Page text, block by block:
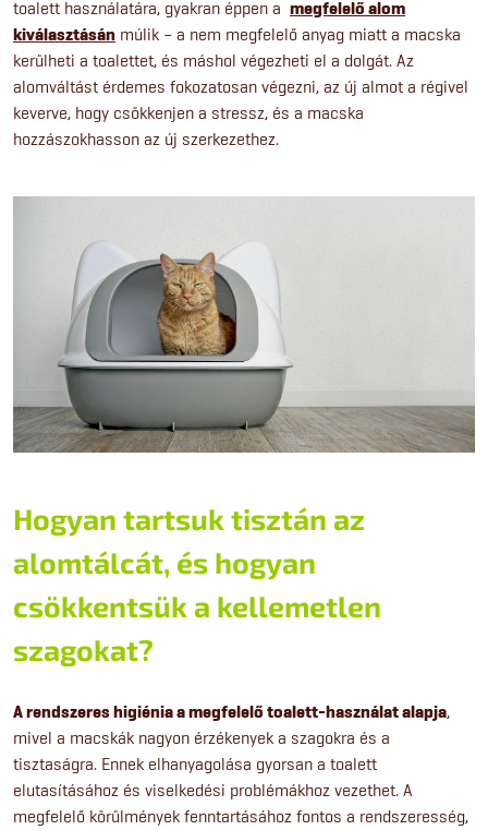
toalett használatára, gyakran éppen a megfelelő alom
kiválasztásán múlik – a nem megfelelő anyag miatt a macska
kerülheti a toalettet, és máshol végezheti el a dolgát. Az
alomváltást érdemes fokozatosan végezni, az új almot a régivel
keverve, hogy csökkenjen a stressz, és a macska
hozzászokhasson az új szerkezethez.
Hogyan tartsuk tisztán az
alomtálcát, és hogyan
csökkentsük a kellemetlen
szagokat?
A rendszeres higiénia a megfelelő toalett-használat alapja,
mivel a macskák nagyon érzékenyek a szagokra és a
tisztaságra. Ennek elhanyagolása gyorsan a toalett
elutasításához és viselkedési problémákhoz vezethet. A
megfelelő körülmények fenntartásához fontos a rendszeresség,